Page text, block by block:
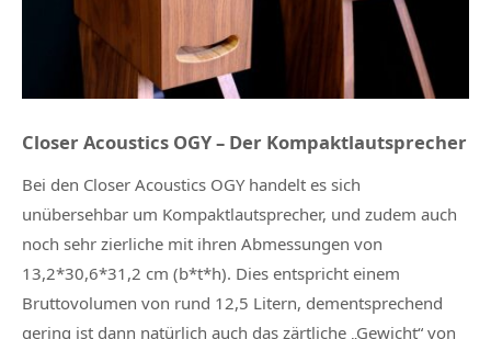
Closer Acoustics OGY – Der Kompaktlautsprecher
Bei den Closer Acoustics OGY handelt es sich
unübersehbar um Kompaktlautsprecher, und zudem auch
noch sehr zierliche mit ihren Abmessungen von
13,2*30,6*31,2 cm (b*t*h). Dies entspricht einem
Bruttovolumen von rund 12,5 Litern, dementsprechend
gering ist dann natürlich auch das zärtliche „Gewicht“ von